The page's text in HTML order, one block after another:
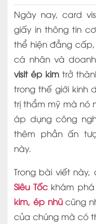
Ngày nay, card
giấy in thông tin
thể hiện đẳng
cá nhân và
visit ép kim trở
trong thế giới kinh
trị thẩm mỹ mà nó
áp dụng công
thêm phần ấn
này.
Trong bài viết
Siêu Tốckhám phá
kim, ép nhũcũng
của chúng mà có